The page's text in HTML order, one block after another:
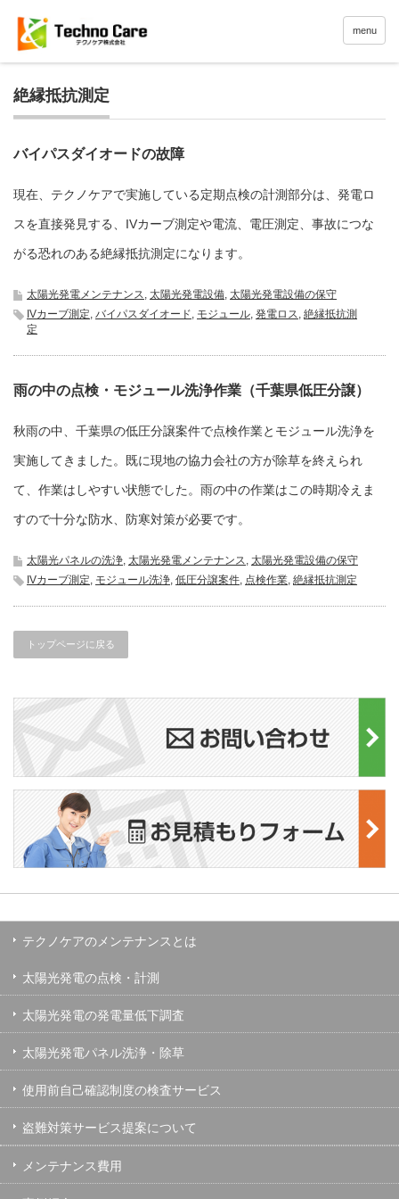
menu
絶縁抵抗測定
バイパスダイオードの故障
現在、テクノケアで実施している定期点検の計測部分は、発電ロ
スを直接発見する、IVカーブ測定や電流、電圧測定、事故につな
がる恐れのある絶縁抵抗測定になります。
太陽光発電メンテナンス, 太陽光発電設備, 太陽光発電設備の保守
IVカーブ測定, バイパスダイオード, モジュール, 発電ロス, 絶縁抵抗測
定
雨の中の点検・モジュール洗浄作業（千葉県低圧分譲）
秋雨の中、千葉県の低圧分譲案件で点検作業とモジュール洗浄を
実施してきました。既に現地の協力会社の方が除草を終えられ
て、作業はしやすい状態でした。雨の中の作業はこの時期冷えま
すので十分な防水、防寒対策が必要です。
太陽光パネルの洗浄, 太陽光発電メンテナンス, 太陽光発電設備の保守
IVカーブ測定, モジュール洗浄, 低圧分譲案件, 点検作業, 絶縁抵抗測定
トップページに戻る
テクノケアのメンテナンスとは
太陽光発電の点検・計測
太陽光発電の発電量低下調査
太陽光発電パネル洗浄・除草
使用前自己確認制度の検査サービス
盗難対策サービス提案について
メンテナンス費用